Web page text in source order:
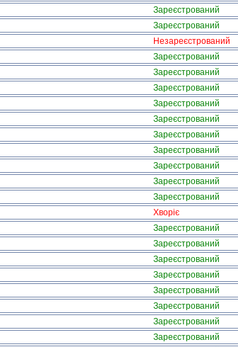
Зареєстрований
Зареєстрований
Незареєстрований
Зареєстрований
Зареєстрований
Зареєстрований
Зареєстрований
Зареєстрований
Зареєстрований
Зареєстрований
Зареєстрований
Зареєстрований
Зареєстрований
Хворіє
Зареєстрований
Зареєстрований
Зареєстрований
Зареєстрований
Зареєстрований
Зареєстрований
Зареєстрований
Зареєстрований